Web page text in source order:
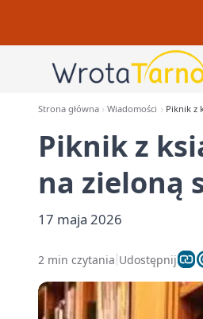
Strona główna Wiadomości Piknik z
Piknik z
na zieloną
17 maja 2026
2 min czytania Udostępnij